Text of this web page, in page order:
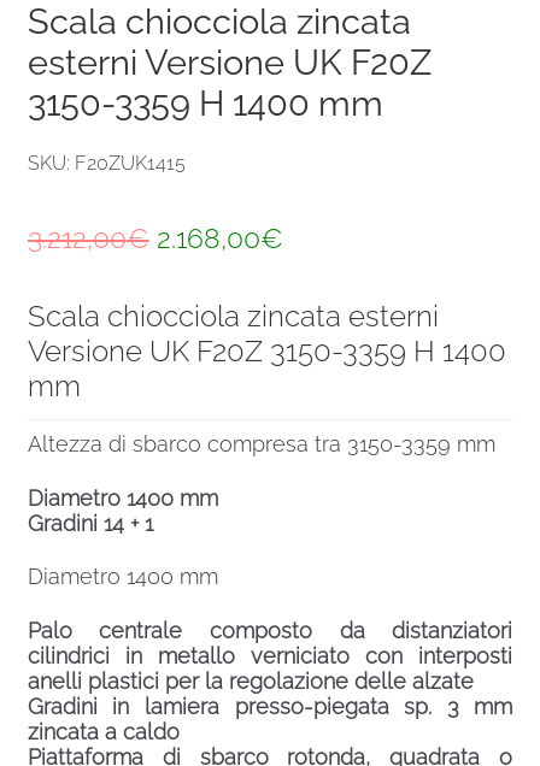
Scala chiocciola zincata
esterni Versione UK F20Z
3150-3359 H 1400 mm
SKU: F20ZUK1415
3.212,00€ Il
originale
era:
2.168,00€Il
attuale
è:
Scala chiocciola zincata esterni
Versione UK F20Z 3150-3359 H 1400
mm
Altezza di sbarco compresa tra 3150-3359 mm
Diametro 1400 mm
Gradini 14 + 1
Diametro 1400 mm
Palo centrale composto da distanziatori
cilindrici in metallo verniciato con interposti
anelli plastici per la regolazione delle alzate
Gradini in lamiera presso-piegata sp. 3 mm
zincata a caldo
Piattaforma di sbarco rotonda, quadrata o